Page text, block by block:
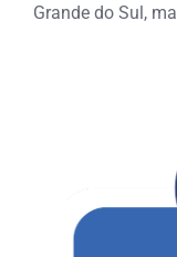
Grande do Sul,